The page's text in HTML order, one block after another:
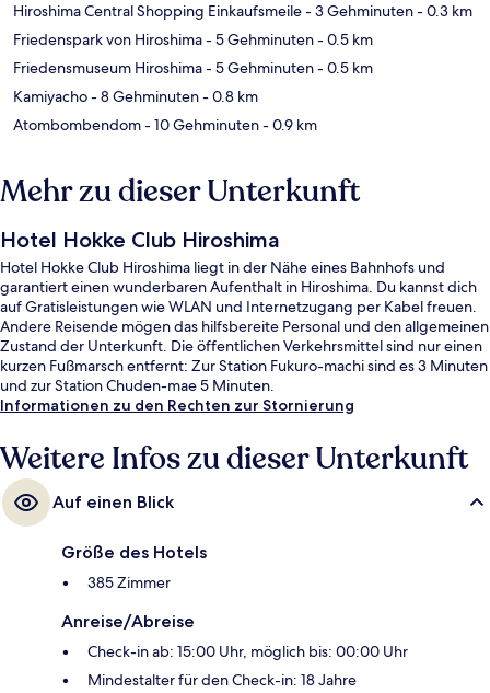
Hiroshima Central Shopping Einkaufsmeile- 3 Gehminuten- 0.3 km
Friedenspark von Hiroshima- 5 Gehminuten- 0.5 km
Friedensmuseum Hiroshima- 5 Gehminuten- 0.5 km
Kamiyacho- 8 Gehminuten- 0.8 km
Atombombendom- 10 Gehminuten- 0.9 km
Mehr zu dieser Unterkunft
Hotel Hokke Club Hiroshima
Hotel Hokke Club Hiroshima liegt in der Nähe eines Bahnhofs und
garantiert einen wunderbaren Aufenthalt in Hiroshima. Du kannst dich
auf Gratisleistungen wie WLAN und Internetzugang per Kabel freuen.
Andere Reisende mögen das hilfsbereite Personal und den allgemeinen
Zustand der Unterkunft. Die öffentlichen Verkehrsmittel sind nur einen
kurzen Fußmarsch entfernt: Zur Station Fukuro-machi sind es 3 Minuten
und zur Station Chuden-mae 5 Minuten.
Informationen zu den Rechten zur Stornierung
Weitere Infos zu dieser Unterkunft
Auf einen Blick
Größe des Hotels
385 Zimmer
Anreise/Abreise
Check-in ab: 15:00 Uhr, möglich bis: 00:00 Uhr
Mindestalter für den Check-in: 18 Jahre